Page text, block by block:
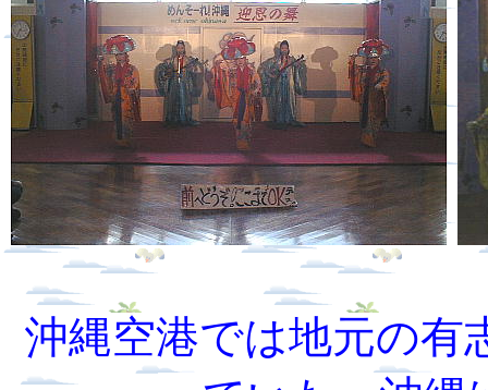
沖縄空港では地元の有